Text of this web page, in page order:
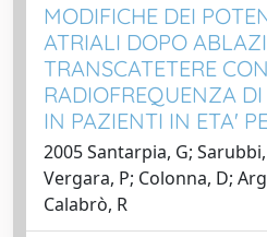
MODIFICHE DEI
ATRIALI DOPO
TRANSCATETERE CON
RADIOFREQUENZA
IN PAZIENTI IN ETA'
2005 Santarpia, G;
Vergara, P; Colonna, D;
Calabrò, R